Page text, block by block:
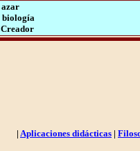
| Aplicaciones didácticas |